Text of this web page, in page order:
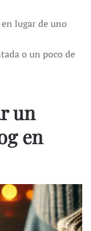
lugar de uno
o un poco de
un
en